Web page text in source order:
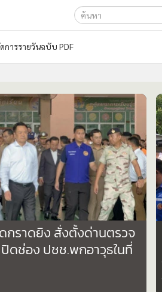
MGR Online
ค้นหาขั้นสูง
การรายวันฉบับ PDF
กราดยิง สั่งตั้งด่านตรวจ
ดช่อง ปชช.พกอาวุธในที่